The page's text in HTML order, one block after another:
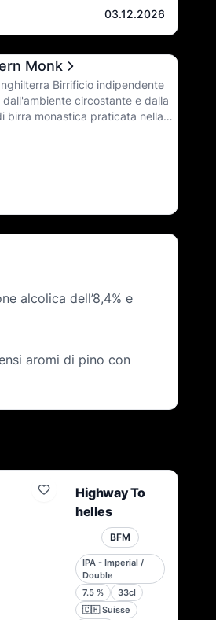
03.12.2026
Monk
Birrificio indipendente
circostante e dalla
birra monastica praticata nella
alcolica dell’8,4% e
aromi di pino con
Highway To
helles
BFM
IPA - Imperial /
Double
7.5 %
33cl
🇨🇭 Suisse